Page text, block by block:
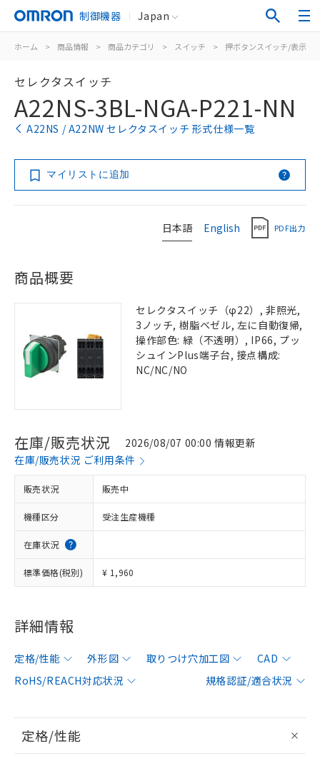
制御機器 Japan
ホーム > 商品情報 > 商品カテゴリ > スイッチ > 押ボタンスイッチ/表示灯
セレクタスイッチ
A22NS-3BL-NGA-P221-NN
A22NS / A22NW セレクタスイッチ 形式仕様一覧
マイリストに追加
日本語 English PDF出力
商品概要
セレクタスイッチ（φ22）, 非照光,
3ノッチ, 樹脂ベゼル, 左に自動復帰,
操作部色: 緑（不透明）, IP66, プッ
シュインPlus端子台, 接点構成:
NC/NC/NO
在庫/販売状況
2026/08/07 00:00 情報更新
在庫/販売状況 ご利用条件
販売状況 販売中
機種区分 受注生産機種
在庫状況
標準価格(税別) ¥ 1,960
詳細情報
定格/性能 外形図 取りつけ穴加工図
CAD
RoHS/REACH対応状況
規格認証/適合状況
定格/性能